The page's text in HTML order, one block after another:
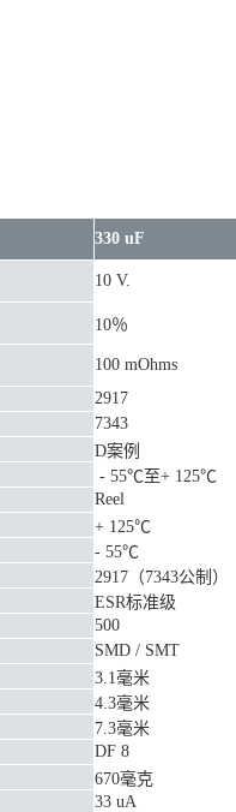
330 uF
10 V.
10％
100 mOhms
2917
7343
D案例
- 55℃至+ 125℃
Reel
+ 125℃
- 55℃
2917（7343公制）
ESR标准级
500
SMD / SMT
3.1毫米
4.3毫米
7.3毫米
DF 8
670毫克
33 uA